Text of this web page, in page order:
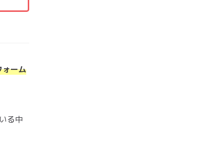
ォーム
る中